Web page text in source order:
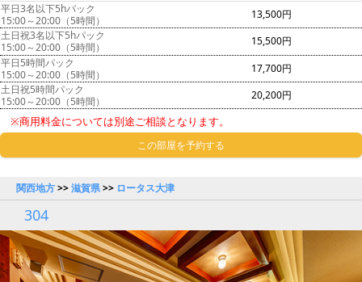
平日3名以下5hパック
15:00～20:00（5時間）
13,500円
土日祝3名以下5hパック
15:00～20:00（5時間）
15,500円
平日5時間パック
15:00～20:00（5時間）
17,700円
土日祝5時間パック
15:00～20:00（5時間）
20,200円
※商用料金については別途ご相談となります。
この部屋を予約する
関西地方>>滋賀県>> ロータス大津
304